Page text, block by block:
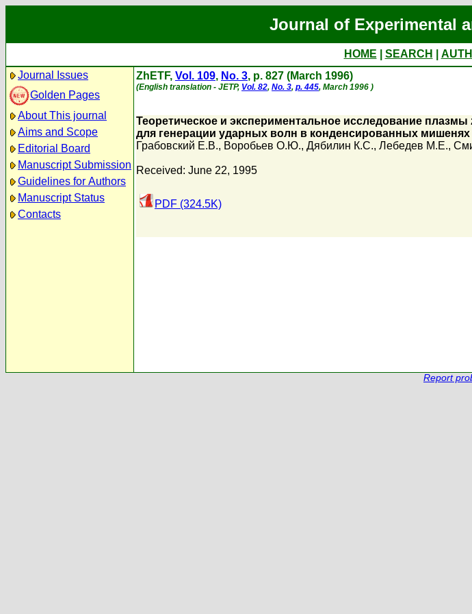
Journal of Experimental
HOME SEARCH
Journal Issues
Golden Pages
About This journal
Aims and Scope
Editorial Board
Manuscript Submission
Guidelines for Authors
Manuscript Status
Contacts
ZhETF, Vol. 109, No. 3, p. 827 (March 1996)
(English translation - JETP, Vol. 82, No. 3, p. 445, March 1996 )
Теоретическое и экспериментальное исследование
для генерации ударных волн в конденсированных мишенях
Грабовский Е.В., Воробьев О.Ю., Дябилин К.С., Лебедев М.Е.,
Received: June 22, 1995
PDF (324.5K)
Report